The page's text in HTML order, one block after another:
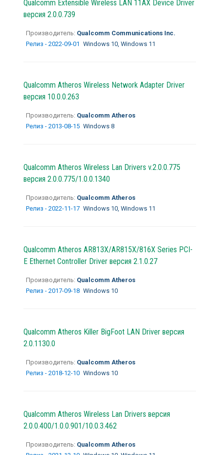
Qualcomm Extensible Wireless LAN 11AX Device Driver
версия 2.0.0.739
Производитель: Qualcomm Communications Inc.
Релиз - 2022-09-01 Windows 10, Windows 11
Qualcomm Atheros Wireless Network Adapter Driver
версия 10.0.0.263
Производитель: Qualcomm Atheros
Релиз - 2013-08-15 Windows 8
Qualcomm Atheros Wireless Lan Drivers v.2.0.0.775
версия 2.0.0.775/1.0.0.1340
Производитель: Qualcomm Atheros
Релиз - 2022-11-17 Windows 10, Windows 11
Qualcomm Atheros AR813X/AR815X/816X Series PCI-
E Ethernet Controller Driver версия 2.1.0.27
Производитель: Qualcomm Atheros
Релиз - 2017-09-18 Windows 10
Qualcomm Atheros Killer BigFoot LAN Driver версия
2.0.1130.0
Производитель: Qualcomm Atheros
Релиз - 2018-12-10 Windows 10
Qualcomm Atheros Wireless Lan Drivers версия
2.0.0.400/1.0.0.901/10.0.3.462
Производитель: Qualcomm Atheros